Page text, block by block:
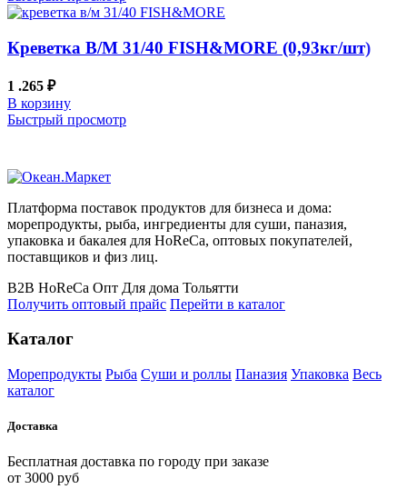
Креветка В/М 31/40 FISH&MORE (0,93кг/шт)
1 .265 ₽
В корзину
Быстрый просмотр
Платформа поставок продуктов для бизнеса и дома:
морепродукты, рыба, ингредиенты для суши, паназия,
упаковка и бакалея для HoReCa, оптовых покупателей,
поставщиков и физ лиц.
B2B HoReCa Опт Для дома Тольятти
Получить оптовый прайс Перейти в каталог
Каталог
Морепродукты Рыба Суши и роллы Паназия Упаковка Весь
каталог
Доставка
Бесплатная доставка по городу при заказе
от 3000 руб